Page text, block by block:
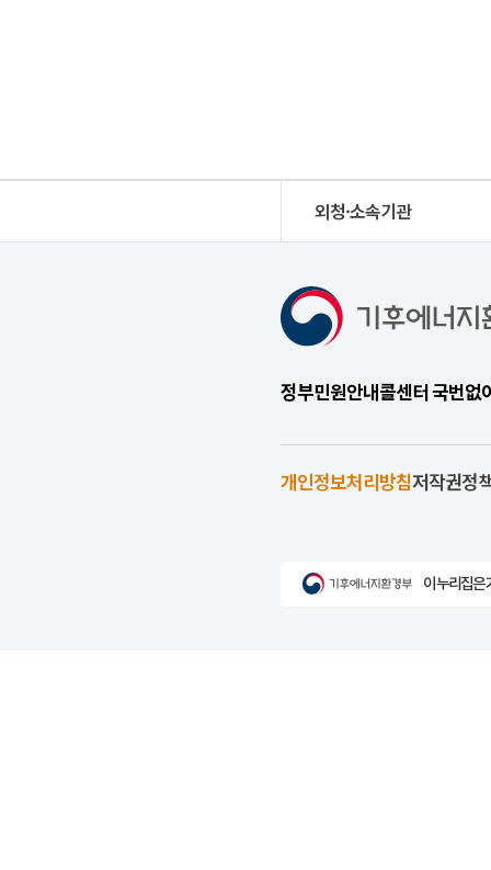
외청·소속기관
정부민원안내콜센터 국번
개인정보처리방침저작권정
이 누리집은